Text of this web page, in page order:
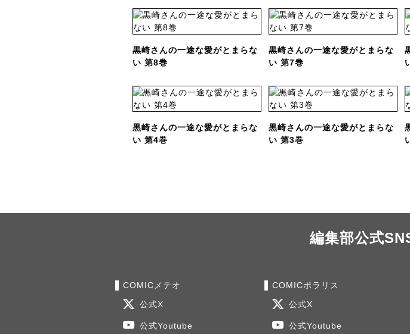
黒崎さんの一途な愛がとまらな
い 第8巻
黒崎さんの一途な愛がとまらな
い 第7巻
黒崎さんの一途な愛がとまらな
い 第4巻
黒崎さんの一途な愛がとまらな
い 第3巻
編集部公式
COMICメテオ
公式X
公式Youtube
COMICポラリス
公式X
公式Youtube